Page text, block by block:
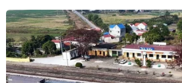
CƠ QUAN CHỦ QUẢN: THÔNG TẤN XÃ VIỆT NAM
Tổng Biên tập: TRẦN TIẾN DUẨN
Phó Tổng Biên tập: NGUYỄN THỊ